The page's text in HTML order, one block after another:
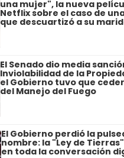
una mujer", la nueva
Netflix sobre el caso de
que descuartizó a su
El Senado dio media
Inviolabilidad de la
el Gobierno tuvo que
del Manejo del Fuego
El Gobierno perdió la
nombre: la "Ley de
en toda la conversación